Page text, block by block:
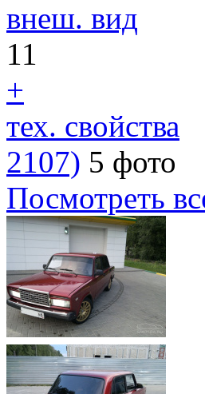
внеш. вид
11
+
тех. свойства
2107) 5 фото
Посмотреть